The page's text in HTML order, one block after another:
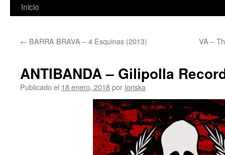
Inicio
← BARRA BRAVA – 4 Esquinas (2013) VA –
ANTIBANDA – Gilipolla
Publicado el 18 enero, 2018por Ioriska